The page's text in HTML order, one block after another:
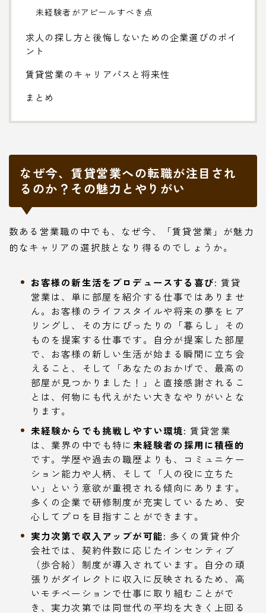
未経験者がアピールすべき点
求人の探し方と後悔しないための企業選びのポイ
ント
賃貸営業のキャリアパスと将来性
まとめ
なぜ今、賃貸営業への転職が注目され
るのか？その魅力とやりがい
数ある営業職の中でも、なぜ今、「賃貸営業」が魅力
的なキャリアの選択肢となり得るのでしょうか。
お客様の新生活をプロデュースする喜び: 賃貸
営業は、単に部屋を紹介する仕事ではありませ
ん。お客様のライフスタイルや将来の夢をヒア
リングし、その方にぴったりの「暮らし」その
ものを提案する仕事です。自分が提案した部屋
で、お客様の新しい生活が始まる瞬間に立ち会
えること、そして「あなたのおかげで、最高の
部屋が見つかりました！」と直接感謝されるこ
とは、何物にも代えがたい大きなやりがいとな
ります。
未経験からでも挑戦しやすい環境: 賃貸営業
は、業界の中でも特に 未経験者の採用に積極的
です。学歴や過去の職歴よりも、コミュニケー
ション能力や人柄、そして「人の役に立ちた
い」という意欲が重視される傾向にあります。
多くの企業で研修制度が充実しているため、安
心してプロを目指すことができます。
実力次第で収入アップが可能: 多くの賃貸仲介
会社では、契約件数に応じたインセンティブ
（歩合給）制度が導入されています。自分の頑
張りがダイレクトに収入に反映されるため、高
いモチベーションで仕事に取り組むことがで
き、実力次第では同世代の平均を大きく上回る